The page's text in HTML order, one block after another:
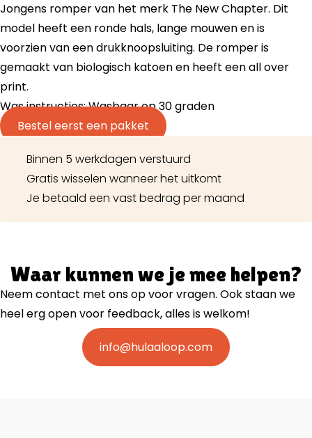
Jongens romper van het merk The New Chapter. Dit
model heeft een ronde hals, lange mouwen en is
voorzien van een drukknoopsluiting. De romper is
gemaakt van biologisch katoen en heeft een all over
print.
Was instructies: Wasbaar op 30 graden
Bestel eerst een pakket
Binnen 5 werkdagen verstuurd
Gratis wisselen wanneer het uitkomt
Je betaald een vast bedrag per maand
Waar kunnen we je mee helpen?
Neem contact met ons op voor vragen. Ook staan we
heel erg open voor feedback, alles is welkom!
info@hulaaloop.com